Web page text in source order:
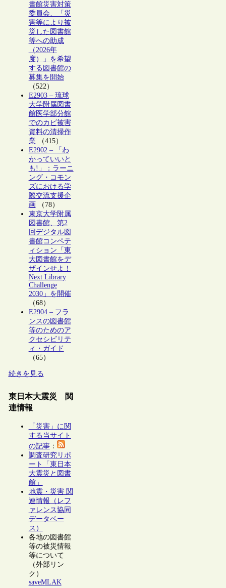
書館災害対策
委員会、「災
害等により被
災した図書館
等への助成
（2026年
度）」を希望
する図書館の
募集を開始
（522）
E2903 – 琉球
大学附属図書
館医学部分館
でのカビ被害
資料の清掃作
業（415）
E2902 – 「わ
かっていいと
も!」：ラーニ
ング・コモン
ズにおける学
際交流支援企
画 （78）
東京大学附属
図書館、第2
回デジタル図
書館コンペテ
ィション「東
大図書館をデ
ザインせよ！
Next Library
Challenge
2030」を開催
（68）
E2904 – フラ
ンスの図書館
等のためのア
クセシビリテ
ィ・ガイド
（65）
続きを見る
東日本大震災 関
連情報
「災害」に関
する当サイト
の記事：
調査研究リポ
ート「東日本
大震災と図書
館」
地震・災害 関
連情報（レフ
ァレンス協同
データベー
ス）
各地の図書館
等の被災情報
等について
（外部リン
ク）
saveMLAK